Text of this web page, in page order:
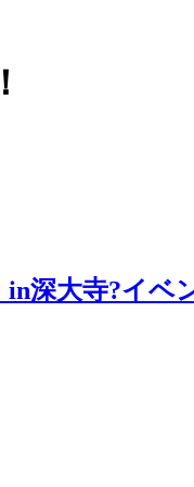
in深大寺?イベ